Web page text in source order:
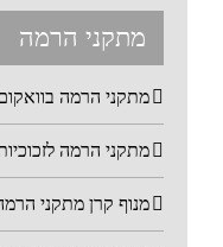
מתקני הרמה
מתקני הרמה
מתקני הרמה
מנוף קרן מתקני